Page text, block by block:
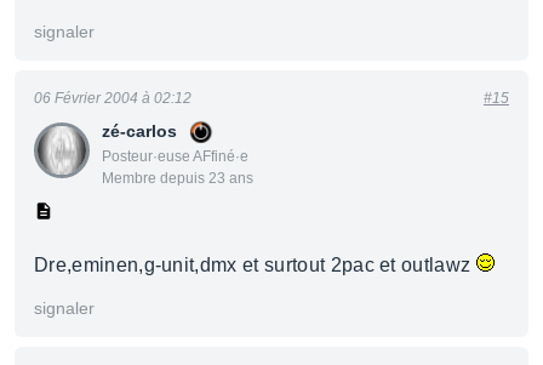
signaler
zé-carlos
Posteur·euse AFfiné·e
Membre depuis 23 ans
06 Février 2004 à 02:12 #15
Dre,eminen,g-unit,dmx et surtout 2pac et outlawz
signaler